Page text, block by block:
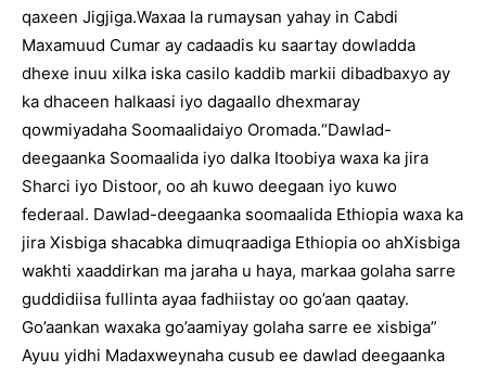
qaxeen Jigjiga.Waxaa la rumaysan yahay in Cabdi
Maxamuud Cumar ay cadaadis ku saartay dowladda
dhexe inuu xilka iska casilo kaddib markii dibadbaxyo ay
ka dhaceen halkaasi iyo dagaallo dhexmaray
qowmiyadaha Soomaalidaiyo Oromada.“Dawlad-
deegaanka Soomaalida iyo dalka Itoobiya waxa ka jira
Sharci iyo Distoor, oo ah kuwo deegaan iyo kuwo
federaal. Dawlad-deegaanka soomaalida Ethiopia waxa ka
jira Xisbiga shacabka dimuqraadiga Ethiopia oo ahXisbiga
wakhti xaaddirkan ma jaraha u haya, markaa golaha sarre
guddidiisa fullinta ayaa fadhiistay oo go’aan qaatay.
Go’aankan waxaka go’aamiyay golaha sarre ee xisbiga”
Ayuu yidhi Madaxweynaha cusub ee dawlad deegaanka